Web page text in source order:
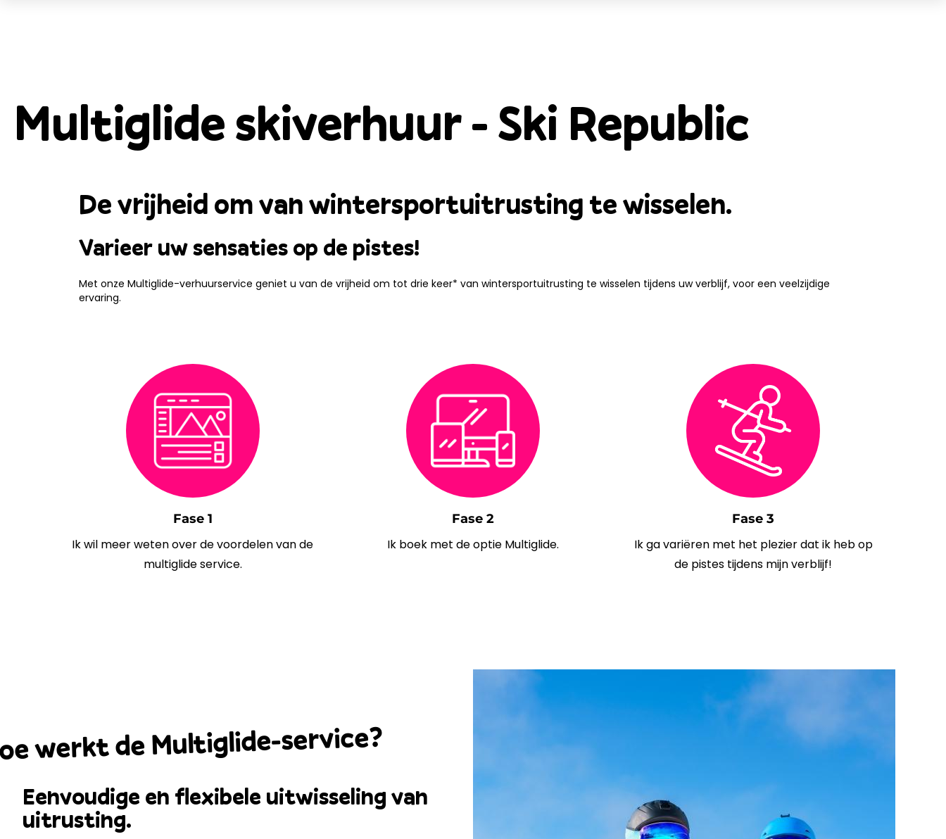
TOTAAL
Multiglide skiverhuur - Ski Republic
De vrijheid om van wintersportuitrusting te wisselen.
Varieer uw sensaties op de pistes!
Met onze Multiglide-verhuurservice geniet u van de vrijheid om tot drie keer* van wintersportuitrusting te wisselen tijdens uw verblijf, voor een veelzijdige
ervaring.
Fase 1
Ik wil meer weten over de voordelen van de
multiglide service.
Fase 2
Ik boek met de optie Multiglide.
Fase 3
Ik ga variëren met het plezier dat ik heb op
de pistes tijdens mijn verblijf!
werkt de Multiglide-service?
Eenvoudige en flexibele uitwisseling van
uitrusting.